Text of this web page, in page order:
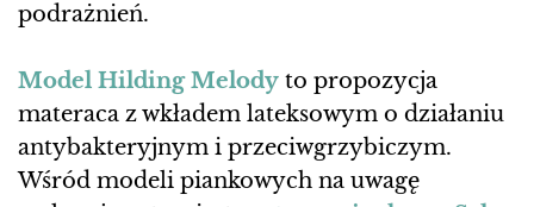
podrażnień.
Model Hilding Melody to propozycja
materaca z wkładem lateksowym o działaniu
antybakteryjnym i przeciwgrzybiczym.
Wśród modeli piankowych na uwagę